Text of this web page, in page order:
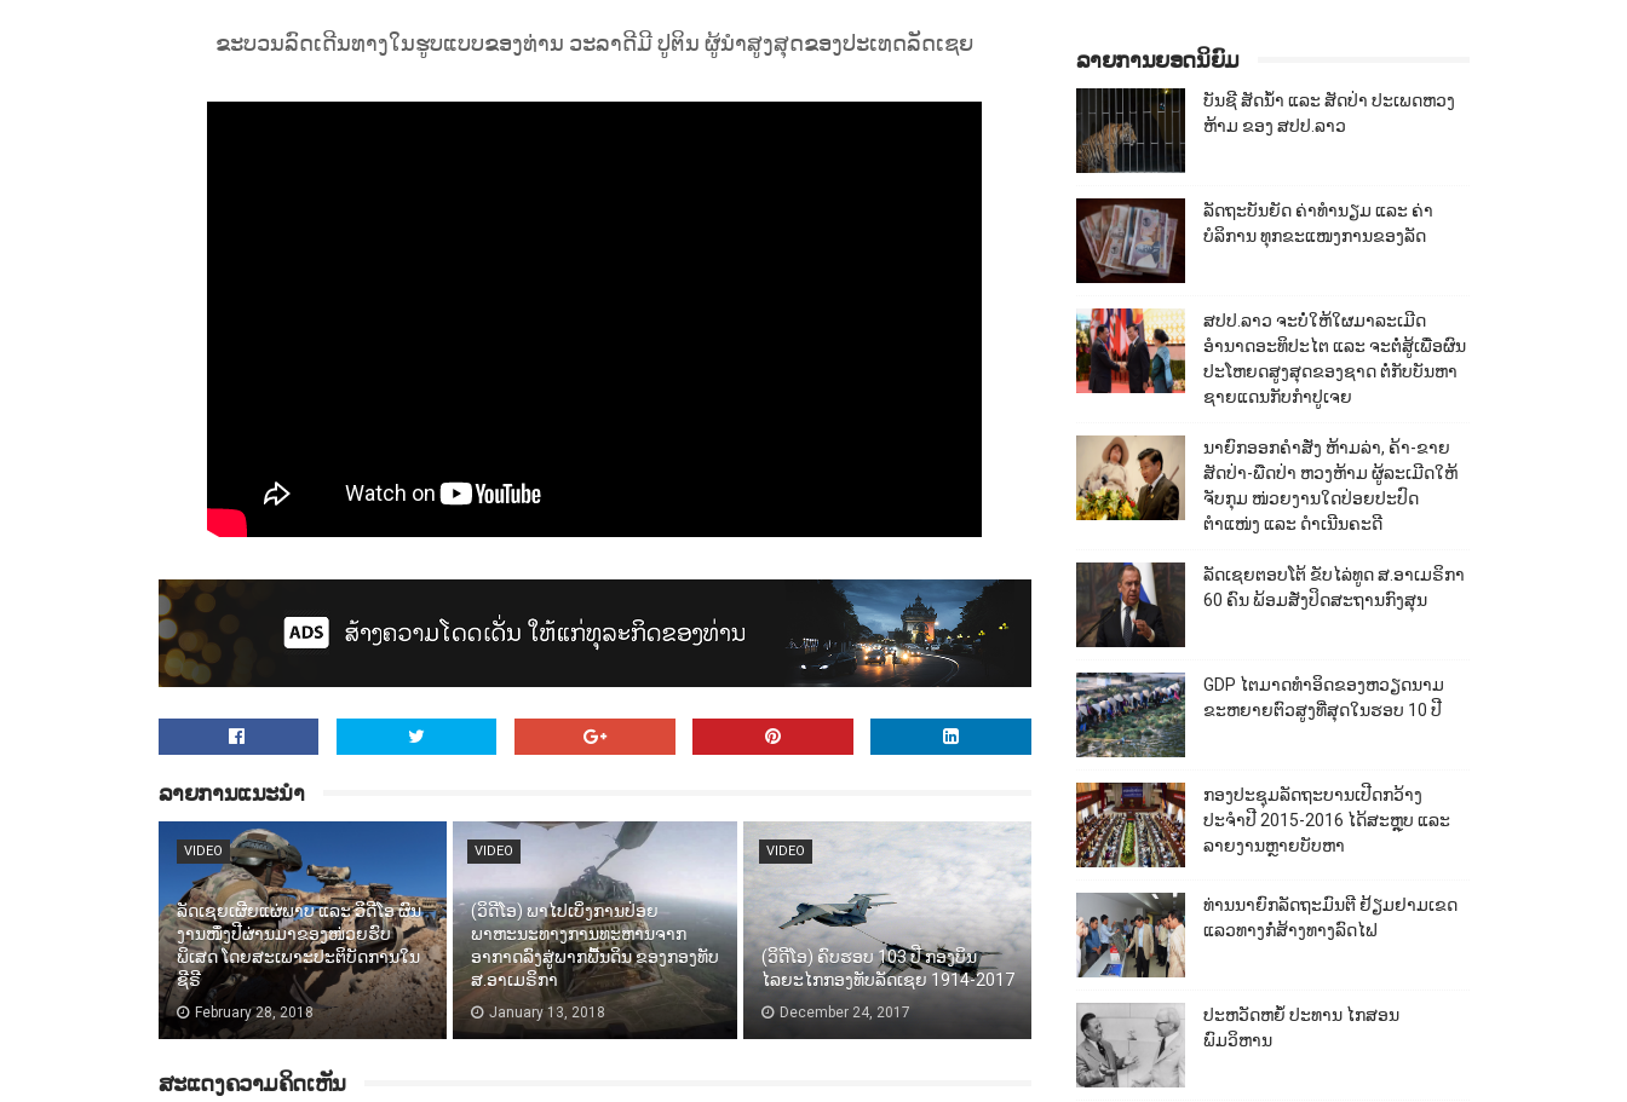
ຂະບວນລົດເດີນທາງໃນຮູບແບບຂອງທ່ານ ວະລາດີມີ ປູຕິນ ຜູ້ນຳສູງສຸດຂອງປະເທດລັດເຊຍ
ລາຍການແນະນຳ
VIDEO
ລັດເຊຍເຜີຍແຜ່ພາບ ແລະ ວິດີໂອ ຜົນ
ງານໜຶ່ງປີຜ່ານມາຂອງໜ່ວຍຮົບ
ພິເສດ ໂດຍສະເພາະປະຕິບັດການໃນ
ຊີຣີ
February 28, 2018
VIDEO
(ວິດີໂອ) ພາໄປເບິ່ງການປ່ອຍ
ພາຫະນະທາງການທະຫານຈາກ
ອາກາດລົງສູ່ພາກພື້ນດິນ ຂອງກອງທັບ
ສ.ອາເມຣິກາ
January 13, 2018
VIDEO
(ວິດີໂອ) ຄົບຮອບ 103 ປີ ກອງບິນ
ໄລຍະໄກກອງທັບລັດເຊຍ 1914-2017
December 24, 2017
ສະແດງຄວາມຄິດເຫັນ
ລາຍການຍອດນິຍົມ
ບັນຊີ ສັດນ້ຳ ແລະ ສັດປ່າ ປະເພດຫວງ
ຫ້າມ ຂອງ ສປປ.ລາວ
ລັດຖະບັນຍັດ ຄ່າທຳນຽມ ແລະ ຄ່າ
ບໍລິການ ທຸກຂະແໜງການຂອງລັດ
ສປປ.ລາວ ຈະບໍ່ໃຫ້ໃຜມາລະເມີດ
ອຳນາດອະທິປະໄຕ ແລະ ຈະຕໍ່ສູ້ເພື່ອຜົນ
ປະໂຫຍດສູງສຸດຂອງຊາດ ຕໍ່ກັບບັນຫາ
ຊາຍແດນກັບກຳປູເຈຍ
ນາຍົກອອກຄຳສັ່ງ ຫ້າມລ່າ, ຄ້າ-ຂາຍ
ສັດປ່າ-ພືດປ່າ ຫວງຫ້າມ ຜູ້ລະເມີດໃຫ້
ຈັບກຸມ ໜ່ວຍງານໃດປ່ອຍປະປົດ
ຕຳແໜ່ງ ແລະ ດຳເນີນຄະດີ
ລັດເຊຍຕອບໂຕ້ ຂັບໄລ່ທູດ ສ.ອາເມຣິກາ
60 ຄົນ ພ້ອມສັ່ງປິດສະຖານກົງສຸນ
GDP ໄຕມາດທຳອິດຂອງຫວຽດນາມ
ຂະຫຍາຍຕົວສູງທີ່ສຸດໃນຮອບ 10​ ປີ
ກອງປະຊຸມລັດຖະບານເປີດກວ້າງ
ປະຈຳປີ 2015-2016 ໄດ້ສະຫຼຸບ ແລະ
ລາຍງານຫຼາຍບັບຫາ
ທ່ານນາຍົກລັດຖະມົນຕີ ຢ້ຽມຢາມເຂດ
ແລວທາງກໍ່ສ້າງທາງລົດໄຟ
ປະຫວັດຫຍໍ້ ປະທານ ໄກສອນ
ພົມວິຫານ